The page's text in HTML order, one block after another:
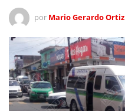
por Mario Gerardo Ortiz